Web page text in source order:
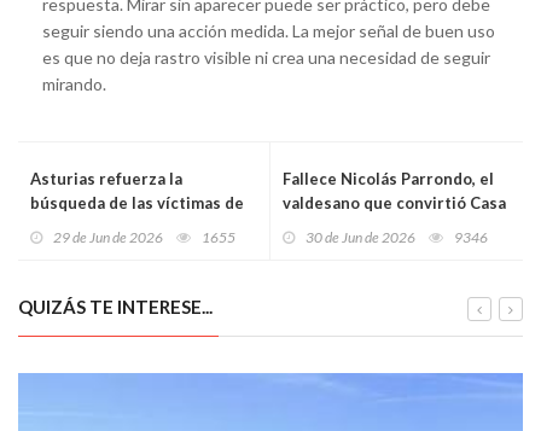
seguir siendo una acción medida. La mejor señal de buen uso
es que no deja rastro visible ni crea una necesidad de seguir
mirando.
Asturias refuerza la
búsqueda de las víctimas de
represión franquista
29 de Jun de 2026 1655
Fallece Nicolás Parrondo, el
valdesano que convirtió Casa
30 de Jun de 2026 9346
QUIZÁS TE INTERESE...